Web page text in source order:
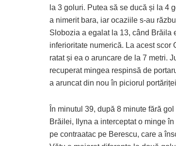
la 3 goluri. Putea să se ducă și la 4
a nimerit bara, iar ocaziile s-au
Slobozia a egalat la 13, când Brăila
inferioritate numerică. La acest scor
ratat și ea o aruncare de la 7 metri.
recuperat mingea respinsă de
a aruncat din nou în piciorul
În minutul 39, după 8 minute fără gol
Brăilei, Ilyna a interceptat o minge
pe contraatac pe Berescu, care a